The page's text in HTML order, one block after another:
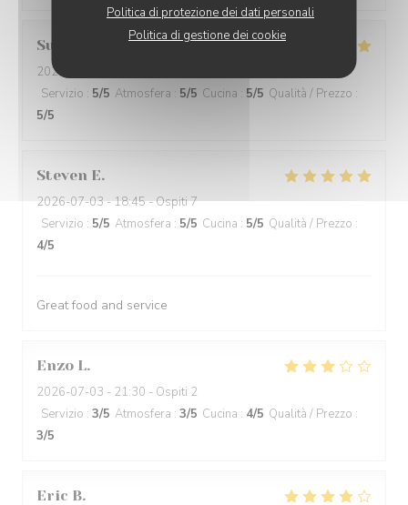
Politica di protezione dei dati personali
Politica di gestione dei cookie
Susan
2026-07-04
Servizio : 5/5 Atmosfera : 5/5 Cucina : 5/5 Qualità / Prezzo :
5/5
Steven E
2026-07-03- 18:45 - Ospiti 7
Servizio : 5/5 Atmosfera : 5/5 Cucina : 5/5 Qualità / Prezzo :
4/5
Great food and service
Enzo L
2026-07-03 - 21:30 - Ospiti 2
Servizio : 3/5 Atmosfera : 3/5 Cucina : 4/5 Qualità / Prezzo :
3/5
Eric B